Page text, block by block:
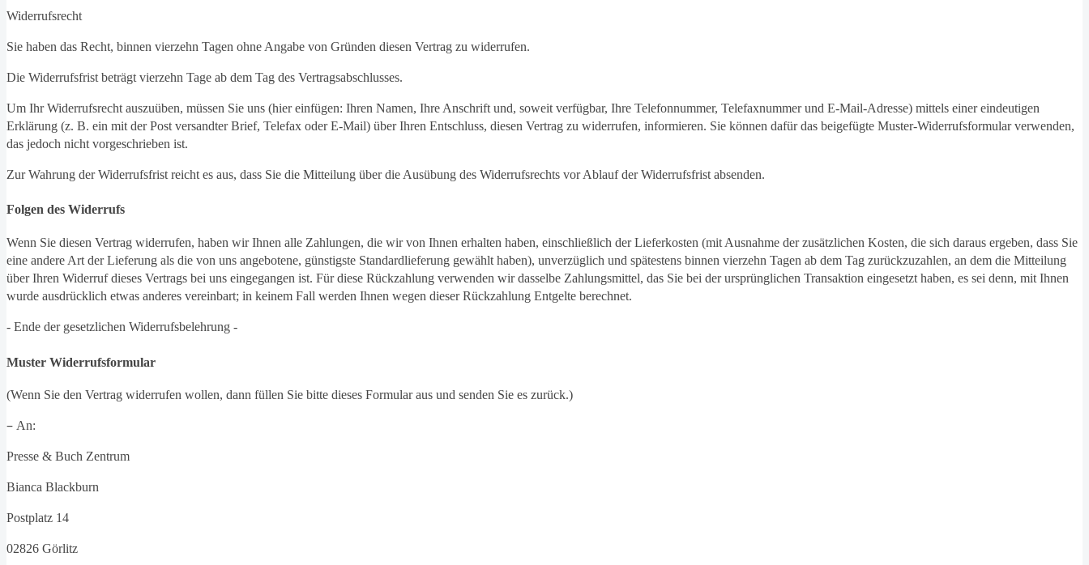
Widerrufsrecht
Sie haben das Recht, binnen vierzehn Tagen ohne Angabe von Gründen diesen Vertrag zu widerrufen.
Die Widerrufsfrist beträgt vierzehn Tage ab dem Tag des Vertragsabschlusses.
Um Ihr Widerrufsrecht auszuüben, müssen Sie uns (hier einfügen: Ihren Namen, Ihre Anschrift und, soweit verfügbar, Ihre Telefonnummer, Telefaxnummer und E-Mail-Adresse) mittels einer eindeutigen
Erklärung (z. B. ein mit der Post versandter Brief, Telefax oder E-Mail) über Ihren Entschluss, diesen Vertrag zu widerrufen, informieren. Sie können dafür das beigefügte Muster-Widerrufsformular verwenden,
das jedoch nicht vorgeschrieben ist.
Zur Wahrung der Widerrufsfrist reicht es aus, dass Sie die Mitteilung über die Ausübung des Widerrufsrechts vor Ablauf der Widerrufsfrist absenden.
Folgen des Widerrufs
Wenn Sie diesen Vertrag widerrufen, haben wir Ihnen alle Zahlungen, die wir von Ihnen erhalten haben, einschließlich der Lieferkosten (mit Ausnahme der zusätzlichen Kosten, die sich daraus ergeben, dass Sie
eine andere Art der Lieferung als die von uns angebotene, günstigste Standardlieferung gewählt haben), unverzüglich und spätestens binnen vierzehn Tagen ab dem Tag zurückzuzahlen, an dem die Mitteilung
über Ihren Widerruf dieses Vertrags bei uns eingegangen ist. Für diese Rückzahlung verwenden wir dasselbe Zahlungsmittel, das Sie bei der ursprünglichen Transaktion eingesetzt haben, es sei denn, mit Ihnen
wurde ausdrücklich etwas anderes vereinbart; in keinem Fall werden Ihnen wegen dieser Rückzahlung Entgelte berechnet.
- Ende der gesetzlichen Widerrufsbelehrung -
Muster Widerrufsformular
(Wenn Sie den Vertrag widerrufen wollen, dann füllen Sie bitte dieses Formular aus und senden Sie es zurück.)
– An:
Presse & Buch Zentrum
Bianca Blackburn
Postplatz 14
02826 Görlitz